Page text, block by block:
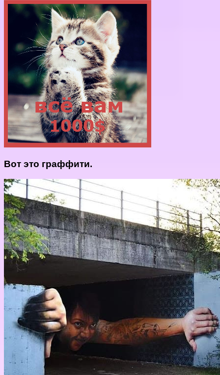
Вот это граффити.